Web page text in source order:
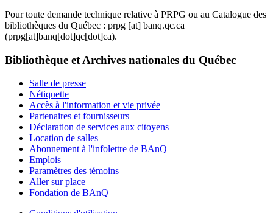
Pour toute demande technique relative à PRPG ou au Catalogue des
bibliothèques du Québec : prpg [at] banq.qc.ca
(prpg[at]banq[dot]qc[dot]ca).
Bibliothèque et Archives nationales du Québec
Salle de presse
Nétiquette
Accès à l'information et vie privée
Partenaires et fournisseurs
Déclaration de services aux citoyens
Location de salles
Abonnement à l'infolettre de BAnQ
Emplois
Paramètres des témoins
Aller sur place
Fondation de BAnQ